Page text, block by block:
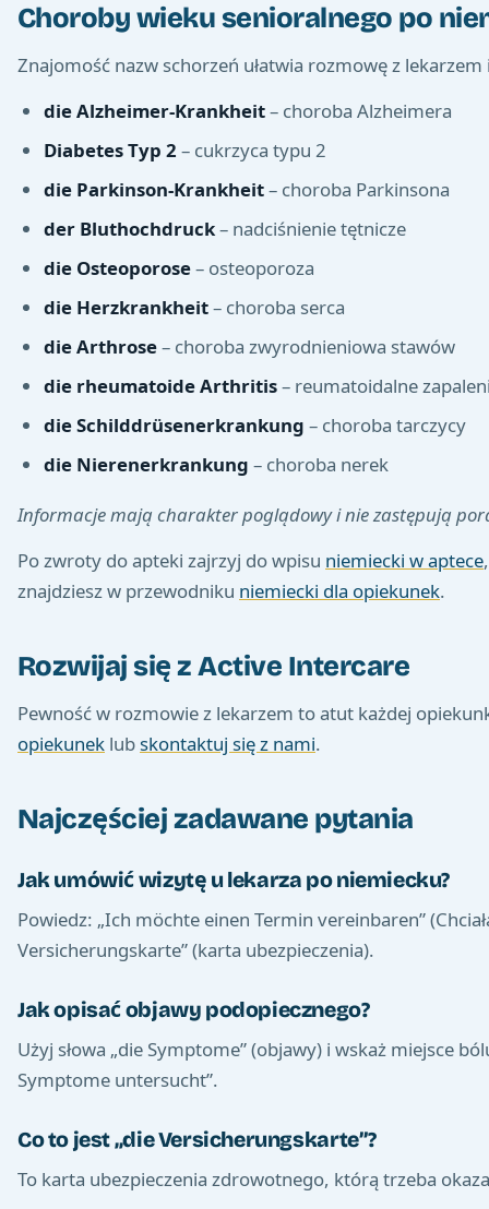
Choroby wieku senioralnego po
Znajomość nazw schorzeń ułatwia rozmowę z
die Alzheimer-Krankheit– choroba Alzheimera
Diabetes Typ 2 – cukrzyca typu 2
die Parkinson-Krankheit– choroba Parkinsona
der Bluthochdruck– nadciśnienie tętnicze
die Osteoporose– osteoporoza
die Herzkrankheit– choroba serca
die Arthrose– choroba zwyrodnieniowa stawów
die rheumatoide Arthritis– reumatoidalne
die Schilddrüsenerkrankung – choroba tarczycy
die Nierenerkrankung – choroba nerek
Informacje mają charakter poglądowy i nie zastępują
Po zwroty do apteki zajrzyj do wpisu niemiecki w aptece
znajdziesz w przewodniku niemiecki dla opiekunek.
Rozwijaj się z Active Intercare
Pewność w rozmowie z lekarzem to atut każdej
opiekunek lubskontaktuj się z nami.
Najczęściej zadawane pytania
Jak umówić wizytę u lekarza po niemiecku?
Powiedz: „Ich möchte einen Termin vereinbaren”
Versicherungskarte” (karta ubezpieczenia).
Jak opisać objawy podopiecznego?
Użyj słowa „die Symptome” (objawy) i wskaż miejsce
Symptome untersucht”.
Co to jest „die Versicherungskarte”?
To karta ubezpieczenia zdrowotnego, którą trzeba